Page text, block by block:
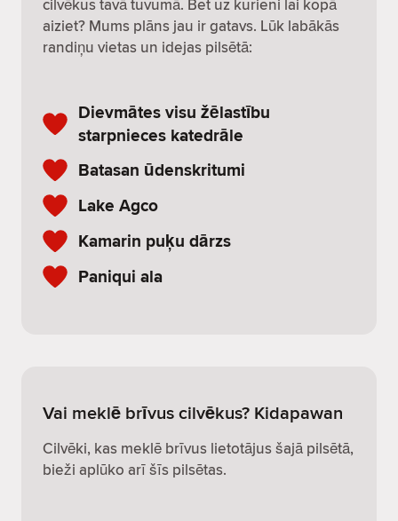
cilvēkus tavā tuvumā. Bet uz kurieni lai kopā
aiziet? Mums plāns jau ir gatavs. Lūk labākās
randiņu vietas un idejas pilsētā:
Dievmātes visu žēlastību
starpnieces katedrāle
Batasan ūdenskritumi
Lake Agco
Kamarin puķu dārzs
Paniqui ala
Vai meklē brīvus cilvēkus? Kidapawan
Cilvēki, kas meklē brīvus lietotājus šajā pilsētā,
bieži aplūko arī šīs pilsētas.